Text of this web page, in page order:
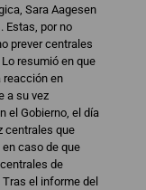
Sara Aagesen
Estas, por no
prever centrales
resumió en que
reacción en
a su vez
el Gobierno, el día
centrales que
caso de que
de
el informe del